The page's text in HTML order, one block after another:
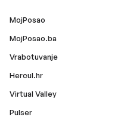
MojPosao
MojPosao.ba
Vrabotuvanje
Hercul.hr
Virtual Valley
Pulser